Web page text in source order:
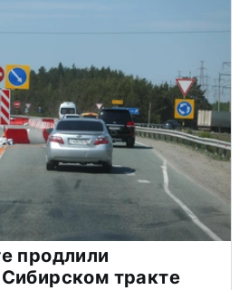
продлили
тракте